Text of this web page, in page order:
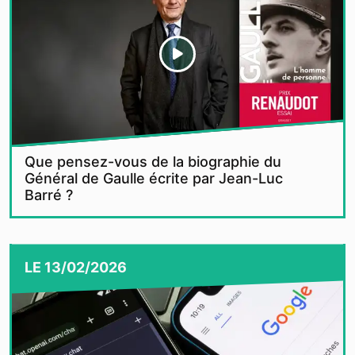
Que pensez-vous de la biographie du
Général de Gaulle écrite par Jean-Luc
Barré ?
LE 13/02/2026